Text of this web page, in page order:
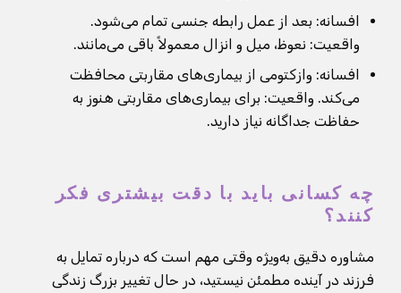
افسانه: بعد از عمل رابطه جنسی تمام می‌شود.
واقعیت: نعوظ، میل و انزال معمولاً باقی می‌مانند.
افسانه: وازکتومی از بیماری‌های مقاربتی محافظت
می‌کند. واقعیت: برای بیماری‌های مقاربتی هنوز به
حفاظت جداگانه نیاز دارید.
چه کسانی باید با دقت بیشتری فکر
کنند؟
مشاوره دقیق به‌ویژه وقتی مهم است که درباره تمایل به
فرزند در آینده مطمئن نیستید، در حال تغییر بزرگ زندگی